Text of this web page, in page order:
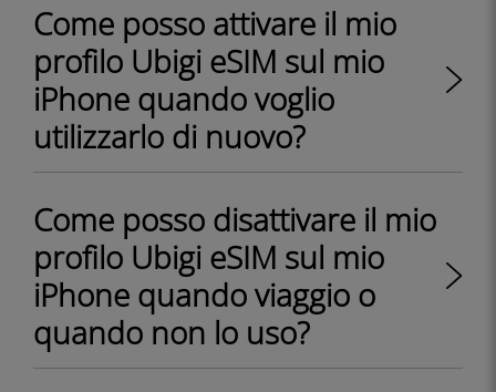
Come posso attivare il mio
profilo Ubigi eSIM sul mio
iPhone quando voglio
utilizzarlo di nuovo?
Come posso disattivare il mio
profilo Ubigi eSIM sul mio
iPhone quando viaggio o
quando non lo uso?